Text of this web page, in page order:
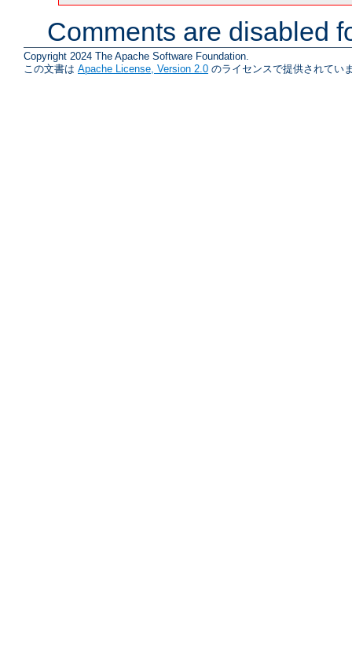
Comments are disabled
Copyright 2024 The Apache Software Foundation.
この文書は Apache License, Version 2.0 のライセンスで提供されてい